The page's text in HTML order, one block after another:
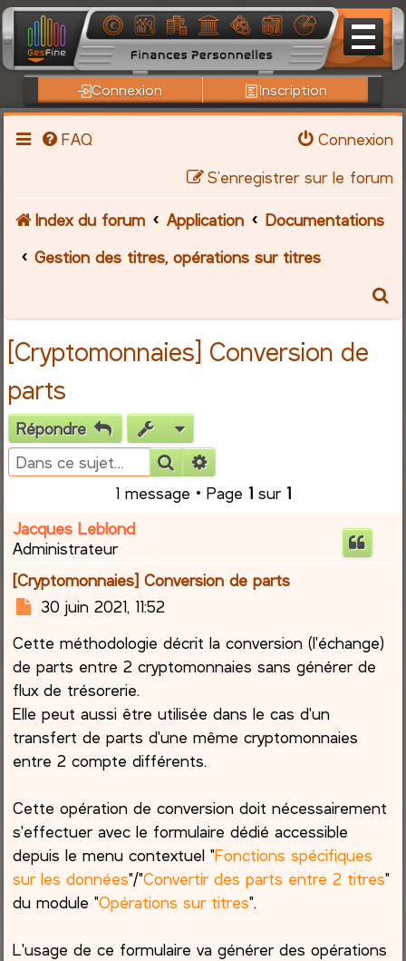
Connexion Inscription
FAQ
Connexion
S’enregistrer sur le forum
Index du forum Application
Documentations
Gestion des titres, opérations sur titres
[Cryptomonnaies] Conversion de
parts
Répondre
Rechercher
1 message • Page 1 sur 1
Jacques Leblond
Administrateur
[Cryptomonnaies] Conversion de parts
M
s
s
a
e
30 juin 2021, 11:52
Cette méthodologie décrit la conversion (l'échange)
de parts entre 2 cryptomonnaies sans générer de
flux de trésorerie.
Elle peut aussi être utilisée dans le cas d'un
transfert de parts d'une même cryptomonnaies
entre 2 compte différents.
Cette opération de conversion doit nécessairement
s'effectuer avec le formulaire dédié accessible
depuis le menu contextuel "Fonctions spécifiques
sur les données"/"Convertir des parts entre 2 titres"
du module "Opérations sur titres".
L'usage de ce formulaire va générer des opérations